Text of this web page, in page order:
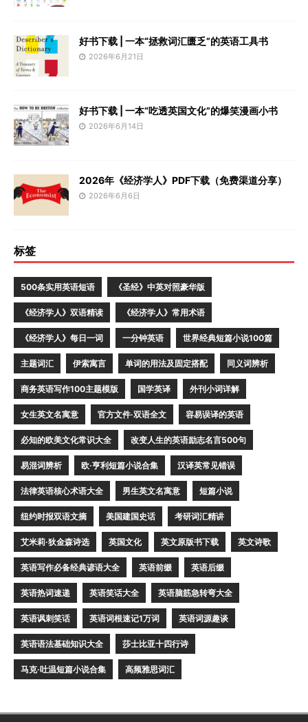
好书下载 | 一本“拯救词汇匮乏”的英语工具书
2026年6月21日
好书下载 | 一本“吃透英国文化”的爆笑漫画小书
2026年6月14日
2026年《经济学人》PDF下载（免费渠道分享）
2026年6月6日
标签
500条实用英语短语 《圣经》中英对照豪华版
《经济学人》双语精读 《经济学人》常用术语
《经济学人》每日一词 一分钟英语 世界经典短篇小说100篇
主题词汇 伊索寓言 单词的用法及固定搭配 同义词辨析
商务英语写作100主题模版 国学英译 外刊小词详解
女生英文名寓意 官方文件·双语全文 容易误译的英语
必知的欧美文化常识大全 改变人生的英语励志名言500句
易混词辨析 欧·亨利短篇小说合集 汉译英常见错误
法律英语核心术语大全 男生英文名寓意 短篇小说
纽约时报双语文摘 美国建国史话 考研词汇精讲
艾米莉·狄金森诗选 英国文化 英文原版书下载 英文诗歌
英语写作必备经典谚语大全 英语前缀 英语后缀
英语热词速递 英语笑话大全 英语脑筋急转弯大全
英语讽刺笑话 英语词根速记1万词 英语词源趣谈
英语语法基础知识大全 莎士比亚十四行诗
马克·吐温短篇小说合集 高频雅思词汇